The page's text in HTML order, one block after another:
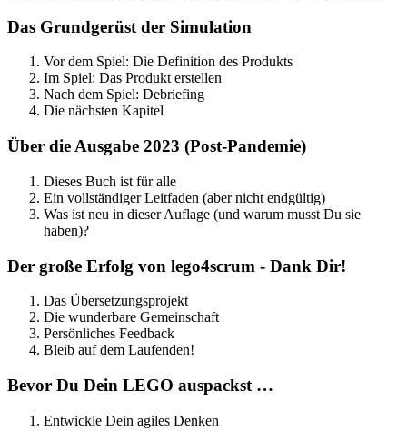
Das Grundgerüst der Simulation
Vor dem Spiel: Die Definition des Produkts
Im Spiel: Das Produkt erstellen
Nach dem Spiel: Debriefing
Die nächsten Kapitel
Über die Ausgabe 2023 (Post-Pandemie)
Dieses Buch ist für alle
Ein vollständiger Leitfaden (aber nicht endgültig)
Was ist neu in dieser Auflage (und warum musst Du sie
haben)?
Der große Erfolg von lego4scrum - Dank Dir!
Das Übersetzungsprojekt
Die wunderbare Gemeinschaft
Persönliches Feedback
Bleib auf dem Laufenden!
Bevor Du Dein LEGO auspackst …
Entwickle Dein agiles Denken